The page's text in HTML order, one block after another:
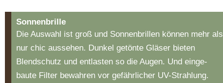
Sonnenbrille
Die Auswahl ist groß und Sonnenbrillen kön­nen mehr als
nur chic aus­­se­hen. Dun­kel ­ge­tön­te Gläser bieten
Blendschutz und entlasten so die Augen. Und einge­
baute Fil­ter bewahren vor gefährlicher UV-Strahlung.